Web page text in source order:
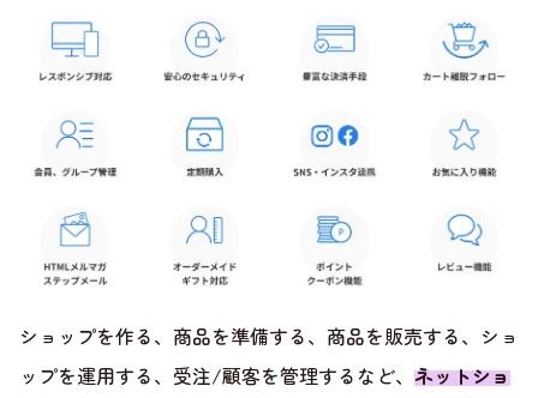
ショップを作る、商品を準備する、商品を販売する、ショ
ップを運用する、受注/顧客を管理するなど、 ネットショ